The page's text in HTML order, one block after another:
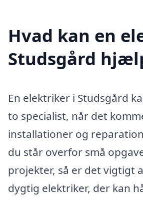
Hvad kan en
Studsgård
En elektriker i Studsgård
to specialist, når det
installationer og
du står overfor små
projekter, så er det vigtigt
dygtig elektriker, der kan